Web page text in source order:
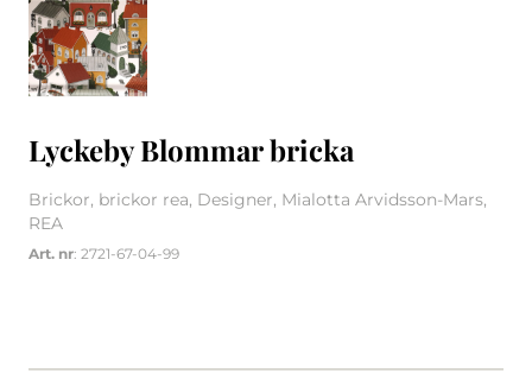
Lyckeby Blommar bricka
Brickor, brickor rea, Designer, Mialotta Arvidsson-Mars,
REA
Art. nr: 2721-67-04-99